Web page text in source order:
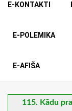
E-KONTAKTI
E-POLEMIKA
E-AFIŠA
115. Kādu